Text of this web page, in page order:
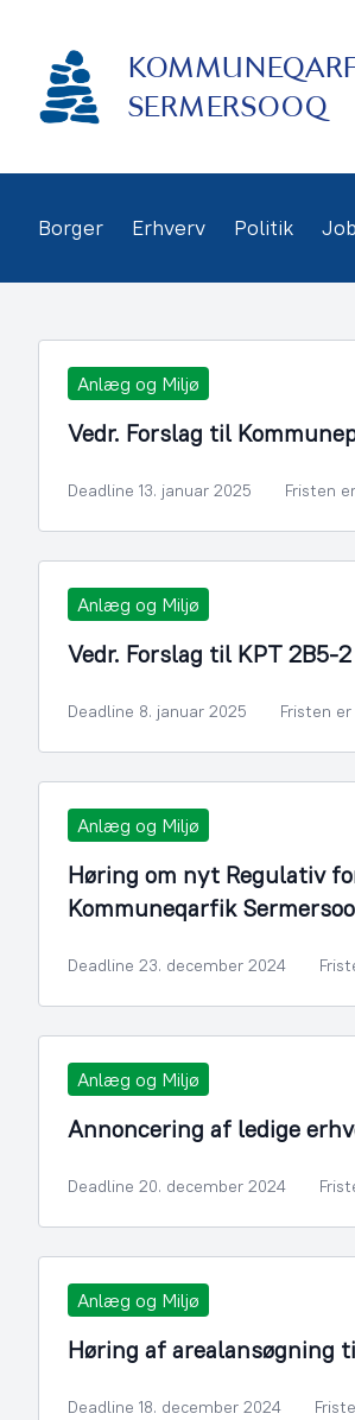
indhold
SERMERSOOQ
Borger Erhverv Politik Job
Anlæg og Miljø
Vedr. Forslag til
Deadline 13. januar 2025 Fristen
Anlæg og Miljø
Vedr. Forslag til KPT 2B5-2
Deadline 8. januar 2025 Fristen
Anlæg og Miljø
Høring om nyt Regulativ
Kommuneqarfik
Deadline 23. december 2024
Anlæg og Miljø
Annoncering af ledige
Deadline 20. december 2024
Anlæg og Miljø
Høring af arealansøgning
Deadline 18. december 2024